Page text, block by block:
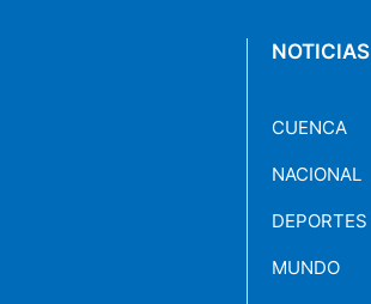
NOTICIAS
CUENCA
NACIONAL
DEPORTES
MUNDO